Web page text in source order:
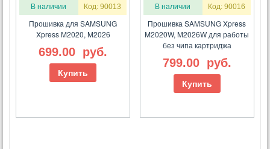
В наличии Код: 90013
Прошивка для SAMSUNG
Xpress M2020, M2026
699.00 руб.
Купить
В наличии Код: 90016
Прошивка SAMSUNG Xpress
M2020W, M2026W для работы
без чипа картриджа
799.00 руб.
Купить